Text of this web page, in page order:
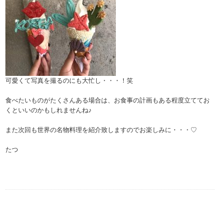
可愛くて写真を撮るのにも大忙し・・・！笑
食べたいものがたくさんある場合は、お食事の計画もある程度立ててお
くといいのかもしれませんね♪
また次回も世界の名物料理を紹介致しますのでお楽しみに・・・♡
たつ